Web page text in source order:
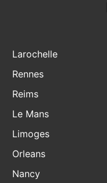
Larochelle
Rennes
Reims
Le Mans
Limoges
Orleans
Nancy